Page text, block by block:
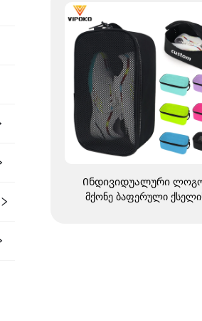
Ინდივიდუალური
მქონე ბაფერული